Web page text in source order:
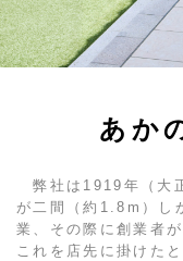
あか
弊社は1919年（大
が二間（約1.8m）し
業、その際に創業者
これを店先に掛けた